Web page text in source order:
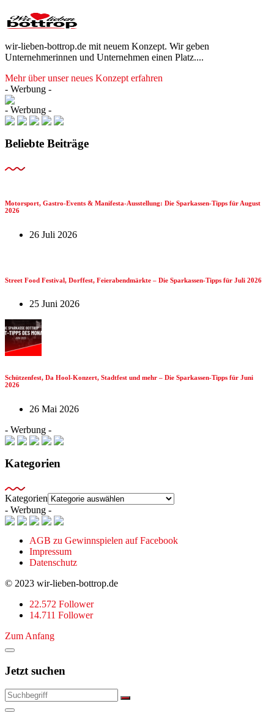
wir-lieben-bottrop.de mit neuem Konzept. Wir geben
Unternehmerinnen und Unternehmen einen Platz....
Mehr über unser neues Konzept erfahren
- Werbung -
- Werbung -
Beliebte Beiträge
Motorsport, Gastro-Events & Manifesta-Ausstellung: Die Sparkassen-Tipps für August
2026
26 Juli 2026
Street Food Festival, Dorffest, Feierabendmärkte – Die Sparkassen-Tipps für Juli 2026
25 Juni 2026
Schützenfest, Da Hool-Konzert, Stadtfest und mehr – Die Sparkassen-Tipps für Juni
2026
26 Mai 2026
- Werbung -
Kategorien
Kategorien
- Werbung -
AGB zu Gewinnspielen auf Facebook
Impressum
Datenschutz
© 2023 wir-lieben-bottrop.de
22.572 Follower
14.711 Follower
Zum Anfang
Jetzt suchen